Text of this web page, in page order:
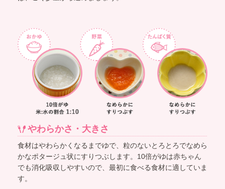
やわらかさ・大きさ
食材はやわらかくなるまでゆで、粒のないとろとろでなめら
かなポタージュ状にすりつぶします。10倍がゆは赤ちゃん
でも消化吸収しやすいので、最初に食べる食材に適していま
す。